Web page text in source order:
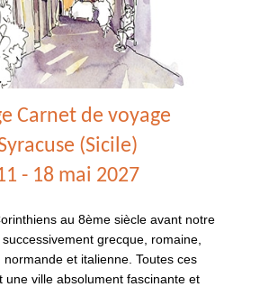
Carnet de voyage
(Sicile)
- 18 mai 2027
au 8ème siècle avant notre
grecque, romaine,
et italienne. Toutes ces
une ville absolument fascinante et